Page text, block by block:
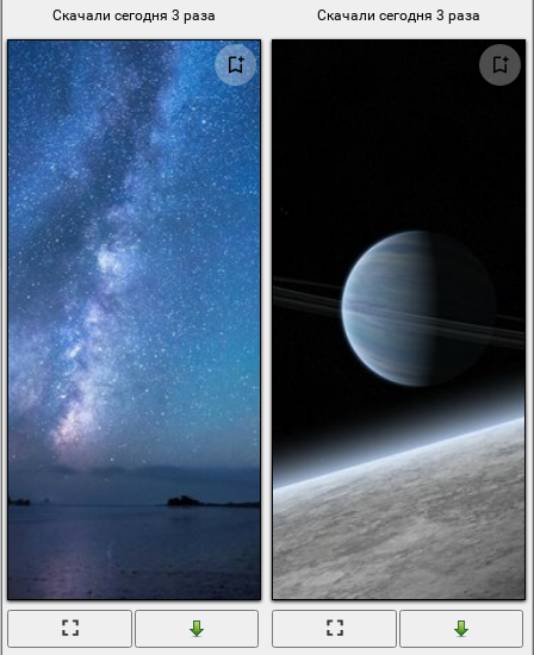
Скачали сегодня 3 раза Скачали сегодня 3 раза